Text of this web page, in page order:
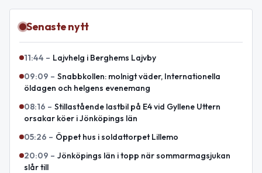
Senaste nytt
11:44 – Lajvhelg i Berghems Lajvby
09:09 – Snabbkollen: molnigt väder, Internationella
öldagen och helgens evenemang
08:16 – Stillastående lastbil på E4 vid Gyllene Uttern
orsakar köer i Jönköpings län
05:26 – Öppet hus i soldattorpet Lillemo
20:09 – Jönköpings län i topp när sommarmagsjukan
slår till